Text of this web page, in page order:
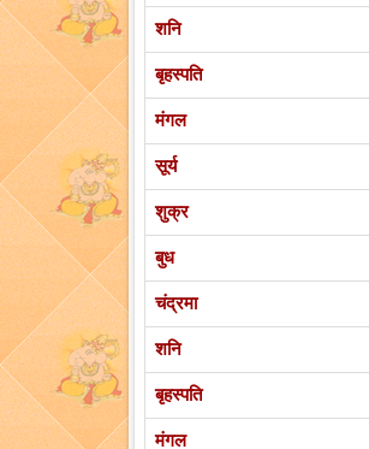
शनि
बृहस्पति
मंगल
सूर्य
शुक्र
बुध
चंद्रमा
शनि
बृहस्पति
मंगल